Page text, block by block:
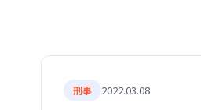
刑事 2022.03.08